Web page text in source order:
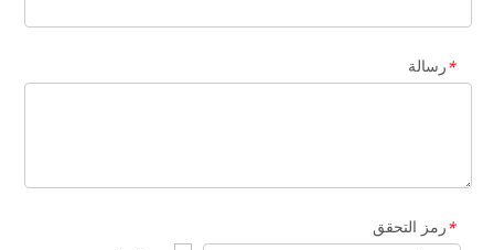
*رسالة
*رمز التحقق